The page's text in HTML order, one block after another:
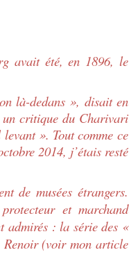
avait été, en 1896, le
là-dedans », disait en
un critique du Charivari
». Tout comme ce
2014, j’étais resté
de musées étrangers.
et marchand
admirés : la série des «
Renoir (voir mon article